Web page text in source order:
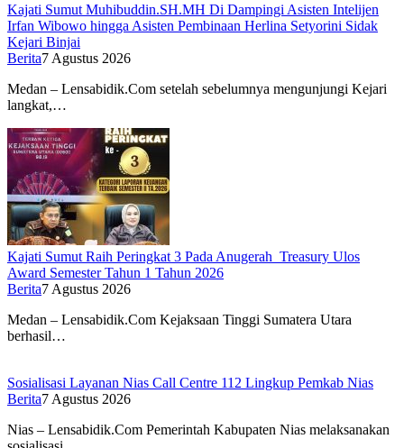
Kajati Sumut Muhibuddin.SH.MH Di Dampingi Asisten Intelijen
Irfan Wibowo hingga Asisten Pembinaan Herlina Setyorini Sidak
Kejari Binjai
Berita7 Agustus 2026
Medan – Lensabidik.Com setelah sebelumnya mengunjungi Kejari
langkat,…
Kajati Sumut Raih Peringkat 3 Pada Anugerah Treasury Ulos
Award Semester Tahun 1 Tahun 2026
Berita7 Agustus 2026
Medan – Lensabidik.Com Kejaksaan Tinggi Sumatera Utara
berhasil…
Sosialisasi Layanan Nias Call Centre 112 Lingkup Pemkab Nias
Berita7 Agustus 2026
Nias – Lensabidik.Com Pemerintah Kabupaten Nias melaksanakan